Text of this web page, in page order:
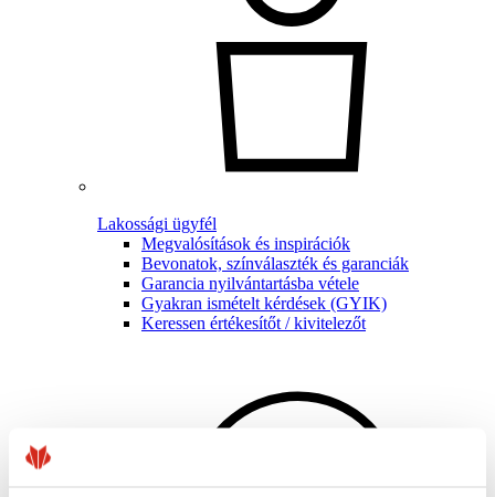
Lakossági ügyfél
Megvalósítások és inspirációk
Bevonatok, színválaszték és garanciák
Garancia nyilvántartásba vétele
Gyakran ismételt kérdések (GYIK)
Keressen értékesítőt / kivitelezőt